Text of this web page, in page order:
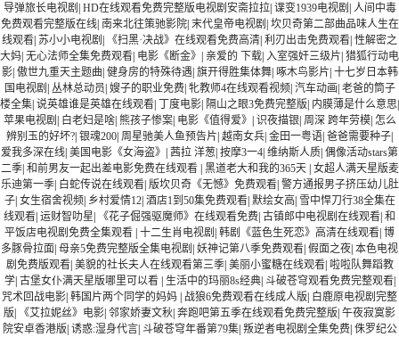
导弹旅长电视剧 | HD在线观看免费完整版电视剧安斋拉拉| 谍变1939电视剧 | 人间中毒
免费观看完整版在线| 南来北往策驰影院| 末代皇帝电视剧 | 坎贝奇第二部曲品味人生在
线观看| 苏小小电视剧 | 《扫黑·决战》在线观看免费高清| 利刃出击免费观看| 性解密之
大妈| 无心法师全集免费观看| 电影《断金》 | 亲爱的 下载| 入室强奸三级片| 猎狐行动电
影| 傲世九重天主题曲| 健身房的特殊待遇| 旗开得胜集体舞| 啄木鸟影片| 十七岁日本韩
国电视剧 | 丛林总动员| 嫂子的职业免费| 牝教师4在线观看视频| 汽车动画| 老爸的筒子
楼全集| 说英雄谁是英雄在线观看| 丁度电影| 隔山之眼3免费完整版| 内膜薄是什么意思|
苹果电视剧 | 白老妇是啥| 熊孩子惨案| 电影《值得爱》 | 识夜描银| 周深 跨年劳模| 怎么
辨别玉的好坏?| 银魂200| 周星驰美人鱼预告片| 越南女兵| 金田一粤语| 爸爸需要种子|
爱我多深在线| 美国电影《女海盗》 | 茜拉 洋葱| 按摩3一4| 维纳斯人质| 偶像活动stars第
二季| 和前男友一起出差电影免费在线观看 | 黑道老大和我的365天 | 女超人满天星版麦
乐迪第一季| 白蛇传说在线观看| 版坎贝奇《无憾》免费观看| 警方通报男子挤压幼儿肚
子| 女生宿舍视频| 乡村爱情12| 酒店1到50集免费观看| 默绘女高| 雪中悍刀行38全集在
线观看| 运财智叻星| 《花子倔强驱魔师》在线观看免费| 古镇郎中电视剧在线观看| 和
平饭店电视剧免费全集观看 | 十二生肖电视剧 | 韩剧《蓝色生死恋》高清在线观看| 博
多豚骨拉面| 母亲5免费完整版全集电视剧 | 妖神记第八季免费观看| 假面之夜| 本色电视
剧免费版观看| 美貌的社长夫人在线观看第三季| 美丽小蜜糖在线观看| 啦啦队舞蹈教
学| 古堡女仆满天星版哪里可以看 | 生活中的玛丽8s经典| 斗破苍穹观看免费完整观看|
咒术回战电影| 韩国片两个同学的妈妈 | 战狼6免费观看在线成人版| 白鹿原电视剧完整
版| 《艾拉妮丝》电影| 邻家娇妻文秋| 奔跑吧第五季在线观看免费完整版| 午夜寂寞影
院安卓香港版| 诱惑:湿身代言| 斗破苍穹年番第79集| 叛逆者电视剧全集免费| 侏罗纪公